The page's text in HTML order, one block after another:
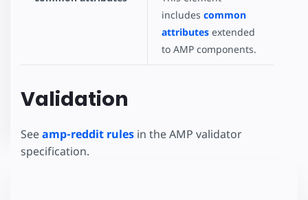
includes common
attributes extended
to AMP components.
Validation
Seeamp-reddit rules in the AMP validator
specification.